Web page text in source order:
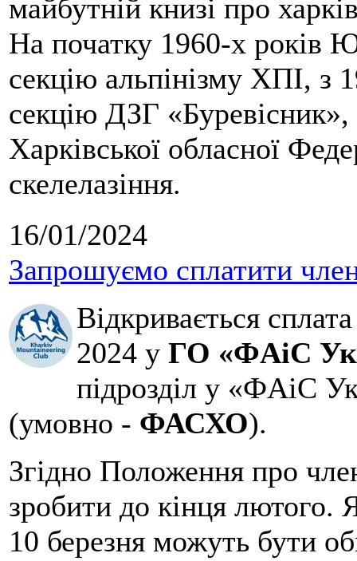
майбутній книзі про
На початку 1960-х років
секцію альпінізму ХПІ, з
секцію ДЗГ
Харківської обласної
скелелазіння.
16/01/2024
Запрошуємо сплатити
Відкривається
2024 у ГО «ФAiC
підрозділ у «ФAiC
(умовно - ФАСХО).
Згідно Положення про
зробити до кінця лютого.
10 березня можуть бути